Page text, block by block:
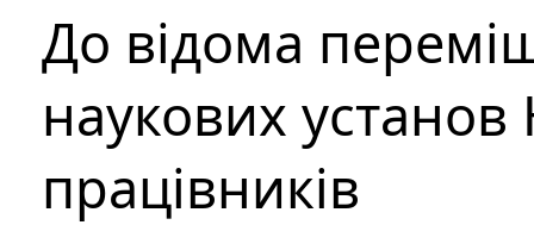
До відома
наукових установ
працівників